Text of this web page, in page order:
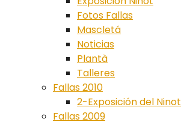
Fotos Fallas
Mascletá
Noticias
Plantà
Talleres
Fallas 2010
2-Exposición del Ninot
Fallas 2009